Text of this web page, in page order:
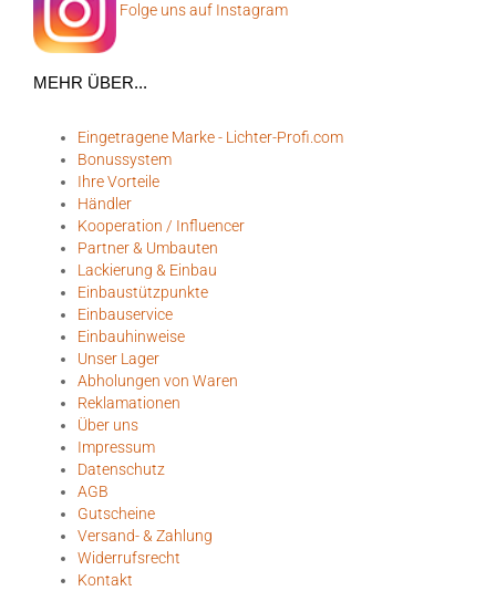
Folge uns auf Instagram
MEHR ÜBER...
Eingetragene Marke - Lichter-Profi.com
Bonussystem
Ihre Vorteile
Händler
Kooperation / Influencer
Partner & Umbauten
Lackierung & Einbau
Einbaustützpunkte
Einbauservice
Einbauhinweise
Unser Lager
Abholungen von Waren
Reklamationen
Über uns
Impressum
Datenschutz
AGB
Gutscheine
Versand- & Zahlung
Widerrufsrecht
Kontakt